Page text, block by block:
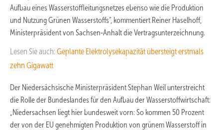
Aufbau eines Wasserstoffleitungsnetzes ebenso wie die Produktion
und Nutzung Grünen Wasserstoffs“, kommentiert Reiner Haselhoff,
Ministerpräsident von Sachsen-Anhalt die Vertragsunterzeichnung.
Lesen Sie auch: Geplante Elektrolysekapazität übersteigt erstmals
zehn Gigawatt
Der Niedersächsische Ministerpräsident Stephan Weil unterstreicht
die Rolle der Bundeslandes für den Aufbau der Wasserstoffwirtschaft:
„Niedersachsen liegt hier bundesweit vorn: So kommen 50 Prozent
der von der EU genehmigten Produktion von grünem Wasserstoff in